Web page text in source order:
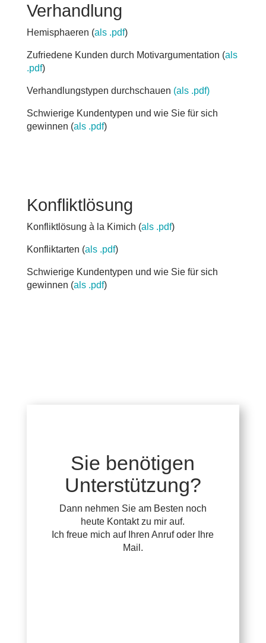
Verhandlung
Hemisphaeren (als .pdf)
Zufriedene Kunden durch Motivargumentation (als
.pdf)
Verhandlungstypen durchschauen (als .pdf)
Schwierige Kundentypen und wie Sie für sich
gewinnen (als .pdf)
Konfliktlösung
Konfliktlösung à la Kimich (als .pdf)
Konfliktarten (als .pdf)
Schwierige Kundentypen und wie Sie für sich
gewinnen (als .pdf)
Sie benötigen
Unterstützung?
Dann nehmen Sie am Besten noch
heute Kontakt zu mir auf.
Ich freue mich auf Ihren Anruf oder Ihre
Mail.